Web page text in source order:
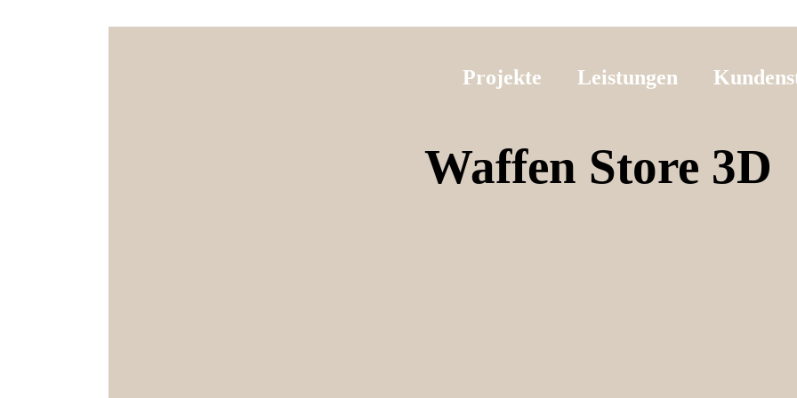
Projekte Leistungen
Waffen Store 3D